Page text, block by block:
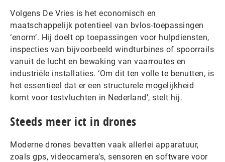
Volgens De Vries is het economisch en
maatschappelijk potentieel van bvlos-toepassingen
‘enorm’. Hij doelt op toepassingen voor hulpdiensten,
inspecties van bijvoorbeeld windturbines of spoorrails
vanuit de lucht en bewaking van vaarroutes en
industriële installaties. ‘Om dit ten volle te benutten, is
het essentieel dat er een structurele mogelijkheid
komt voor testvluchten in Nederland’, stelt hij.
Steeds meer ict in drones
Moderne drones bevatten vaak allerlei apparatuur,
zoals gps, videocamera’s, sensoren en software voor